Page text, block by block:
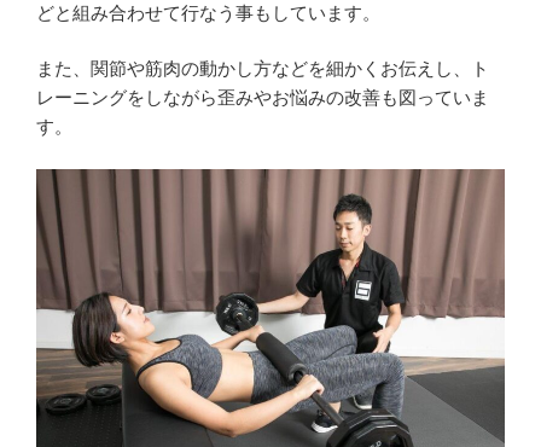
どと組み合わせて行なう事もしています。
また、関節や筋肉の動かし方などを細かくお伝えし、ト
レーニングをしながら歪みやお悩みの改善も図っていま
す。